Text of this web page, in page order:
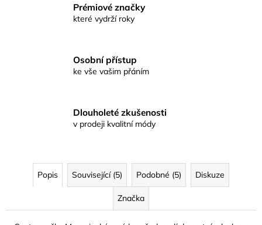
Prémiové značky
které vydrží roky
Osobní přístup
ke vše vašim přáním
Dlouholeté zkušenosti
v prodeji kvalitní módy
Popis Související (5) Podobné (5) Diskuze
Značka